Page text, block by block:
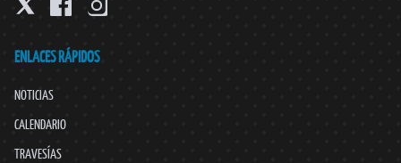
ENLACES RÁPIDOS
NOTICIAS
CALENDARIO
TRAVESÍAS